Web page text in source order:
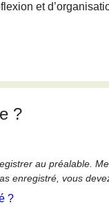
et
?
au préalable.
enregistré, vous
?